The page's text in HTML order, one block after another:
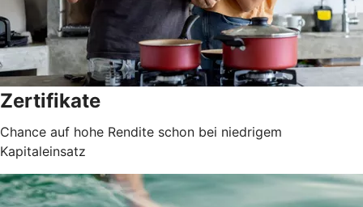
Zertifikate
Chance auf hohe Rendite schon bei niedrigem
Kapitaleinsatz